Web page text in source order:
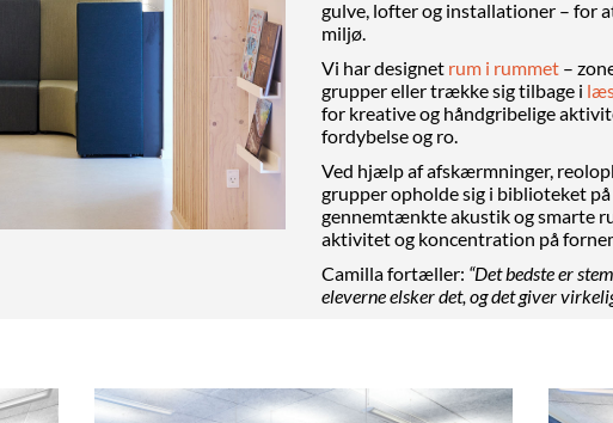
gulve, lofter og installationer – for
miljø.
Vi har designet rum i rummet –
grupper eller trække sig tilbage i
for kreative og håndgribelige
fordybelse og ro.
Ved hjælp af afskærmninger,
grupper opholde sig i biblioteket
gennemtænkte akustik og smarte
aktivitet og koncentration på
Camilla fortæller: “Det bedste er
eleverne elsker det, og det giver